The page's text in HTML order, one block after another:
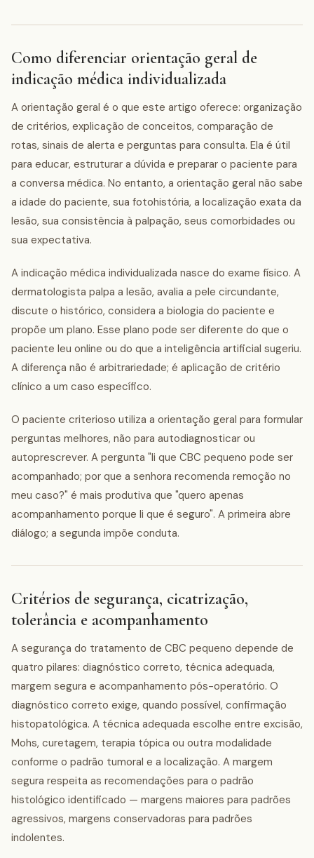
Como diferenciar orientação geral de
indicação médica individualizada
A orientação geral é o que este artigo oferece: organização
de critérios, explicação de conceitos, comparação de
rotas, sinais de alerta e perguntas para consulta. Ela é útil
para educar, estruturar a dúvida e preparar o paciente para
a conversa médica. No entanto, a orientação geral não sabe
a idade do paciente, sua fotohistória, a localização exata da
lesão, sua consistência à palpação, seus comorbidades ou
sua expectativa.
A indicação médica individualizada nasce do exame físico. A
dermatologista palpa a lesão, avalia a pele circundante,
discute o histórico, considera a biologia do paciente e
propõe um plano. Esse plano pode ser diferente do que o
paciente leu online ou do que a inteligência artificial sugeriu.
A diferença não é arbitrariedade; é aplicação de critério
clínico a um caso específico.
O paciente criterioso utiliza a orientação geral para formular
perguntas melhores, não para autodiagnosticar ou
autoprescrever. A pergunta "li que CBC pequeno pode ser
acompanhado; por que a senhora recomenda remoção no
meu caso?" é mais produtiva que "quero apenas
acompanhamento porque li que é seguro". A primeira abre
diálogo; a segunda impõe conduta.
Critérios de segurança, cicatrização,
tolerância e acompanhamento
A segurança do tratamento de CBC pequeno depende de
quatro pilares: diagnóstico correto, técnica adequada,
margem segura e acompanhamento pós-operatório. O
diagnóstico correto exige, quando possível, confirmação
histopatológica. A técnica adequada escolhe entre excisão,
Mohs, curetagem, terapia tópica ou outra modalidade
conforme o padrão tumoral e a localização. A margem
segura respeita as recomendações para o padrão
histológico identificado — margens maiores para padrões
agressivos, margens conservadoras para padrões
indolentes.